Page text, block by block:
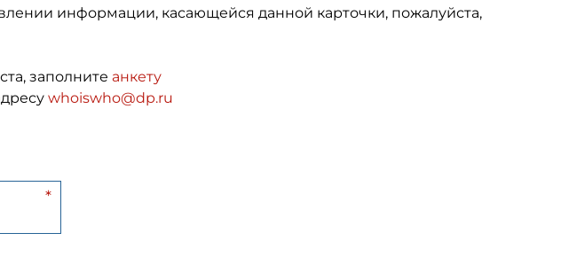
информации, касающейся данной карточки, пожалуйста,
заполните анкету
whoiswho@dp.ru